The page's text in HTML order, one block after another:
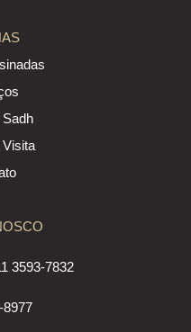
Visita
3593-7832
8977